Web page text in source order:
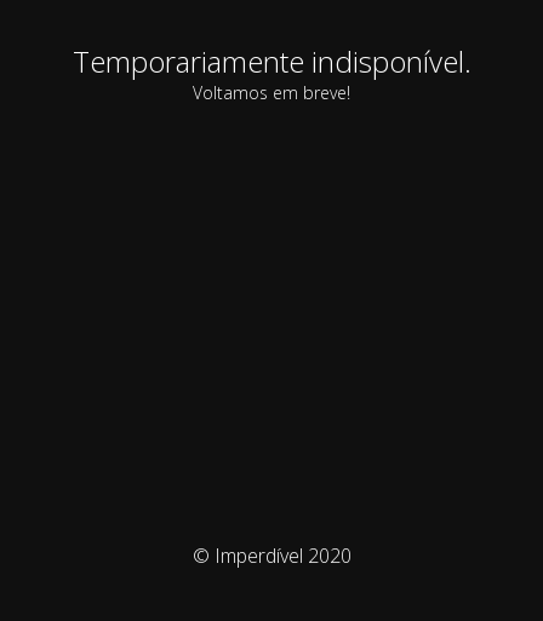
Temporariamente indisponível.
Voltamos em breve!
© Imperdível 2020